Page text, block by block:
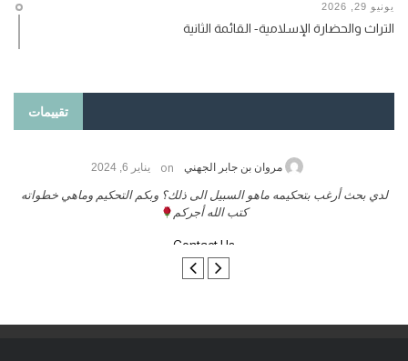
يونيو 29, 2026
التراث والحضارة الإسلامية- القائمة الثانية
تقييمات
حامد الزريقي on يناير 25, 2026
السلام عليكم ورحمة الله وبركاتة أرغب بنشر كتابي معكم